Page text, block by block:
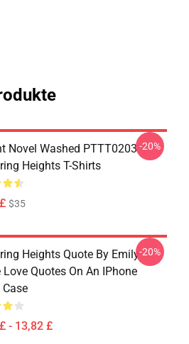
Novel Washed PTTT0203
Heights T-Shirts
$35
-20%
Heights Quote By Emily
Love Quotes On An IPhone
- 13,82 £
-20%